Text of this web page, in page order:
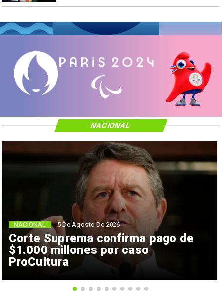
Corte Suprema confirma pago de
$1.000 millones por caso
ProCultura
NACIONAL 5 De Agosto De 2026
NACIONAL